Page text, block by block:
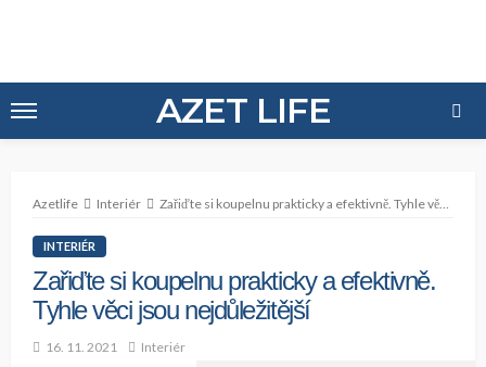
AZET LIFE
Azetlife Interiér Zařiďte si koupelnu prakticky a efektivně. Tyhle věci jsou nejdůležitější
INTERIÉR
Zařiďte si koupelnu prakticky a efektivně.
Tyhle věci jsou nejdůležitější
16. 11. 2021 Interiér